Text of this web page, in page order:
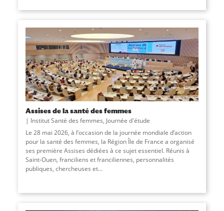
Assises de la santé des femmes
Institut Santé des femmes, Journée d'étude
Le 28 mai 2026, à l’occasion de la journée mondiale d’action
pour la santé des femmes, la Région Île de France a organisé
ses première Assises dédiées à ce sujet essentiel. Réunis à
Saint-Ouen, franciliens et franciliennes, personnalités
publiques, chercheuses et...